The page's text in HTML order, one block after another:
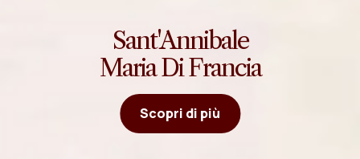
Sant'Annibale
Maria Di Francia
Scopri di più